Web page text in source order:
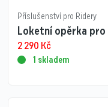
Příslušenství pro Ridery
Loketní opěrka pro
2 290 Kč
1 skladem